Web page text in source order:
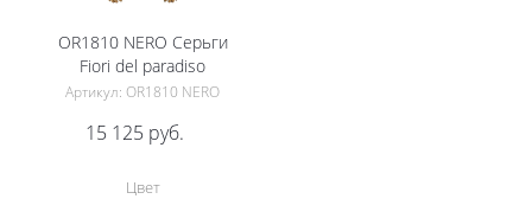
OR1810 NERO Серьги
Fiori del paradiso
Артикул: OR1810 NERO
15 125 руб.
Цвет